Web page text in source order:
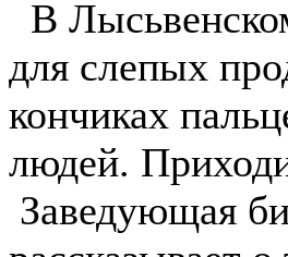
В
для слепых
кончиках
людей.
Заведующая